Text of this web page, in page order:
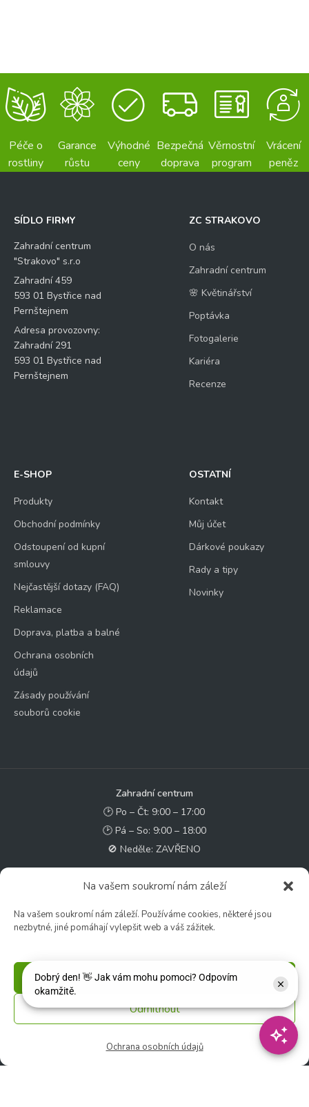
Na vašem soukromí nám záleží
Na vašem soukromí nám záleží. Používáme cookies, některé jsou
nezbytné, jiné pomáhají vylepšit web a váš zážitek.
Příjmout
Odmítnout
Ochrana osobních údajů
Péče o
rostliny
Garance
růstu
Výhodné
ceny
Bezpečná
doprava
Věrnostní
program
Vrácení
peněz
SÍDLO FIRMY
Zahradní centrum
"Strakovo" s.r.o
Zahradní 459
593 01 Bystřice nad
Pernštejnem
Adresa provozovny:
Zahradní 291
593 01 Bystřice nad
Pernštejnem
ZC STRAKOVO
O nás
Zahradní centrum
🌸 Květinářství
Poptávka
Fotogalerie
Kariéra
Recenze
E-SHOP
Produkty
Obchodní podmínky
Odstoupení od kupní
smlouvy
Nejčastější dotazy (FAQ)
Reklamace
Doprava, platba a balné
Ochrana osobních
údajů
Zásady používání
souborů cookie
OSTATNÍ
Kontakt
Můj účet
Dárkové poukazy
Rady a tipy
Novinky
Zahradní centrum
🕑 Po – Čt: 9:00 – 17:00
🕑 Pá – So: 9:00 – 18:00
🚫 Neděle: ZAVŘENO
Květinářství
🕑 So: 9:00 – 15:00
Rychlý kontakt: